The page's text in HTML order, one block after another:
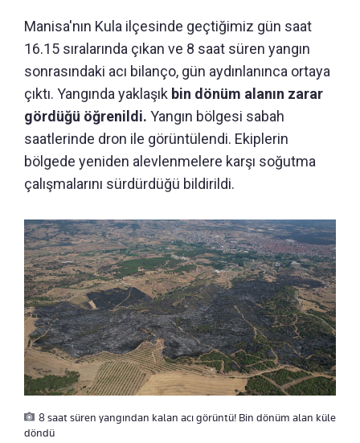
Manisa'nın Kula ilçesinde geçtiğimiz gün saat
16.15 sıralarında çıkan ve 8 saat süren yangın
sonrasındaki acı bilanço, gün aydınlanınca ortaya
çıktı. Yangında yaklaşık bin dönüm alanın zarar
gördüğü öğrenildi. Yangın bölgesi sabah
saatlerinde dron ile görüntülendi. Ekiplerin
bölgede yeniden alevlenmelere karşı soğutma
çalışmalarını sürdürdüğü bildirildi.
8 saat süren yangından kalan acı görüntü! Bin dönüm alan küle
döndü